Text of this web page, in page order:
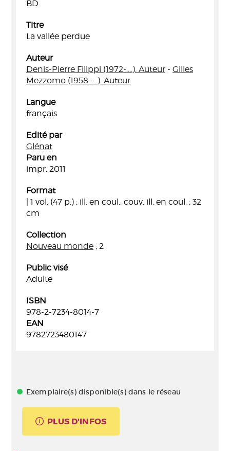
BD
Titre
La vallée perdue
Auteur
Denis-Pierre Filippi (1972-....). Auteur - Gilles
Mezzomo (1958-....). Auteur
Langue
français
Edité par
Glénat
Paru en
impr. 2011
Format
| 1 vol. (47 p.) ; ill. en coul., couv. ill. en coul. ; 32
cm
Collection
Nouveau monde ; 2
Public visé
Adulte
ISBN
978-2-7234-8014-7
EAN
9782723480147
Exemplaire(s) disponible(s) dans le réseau
PLUS D'INFOS